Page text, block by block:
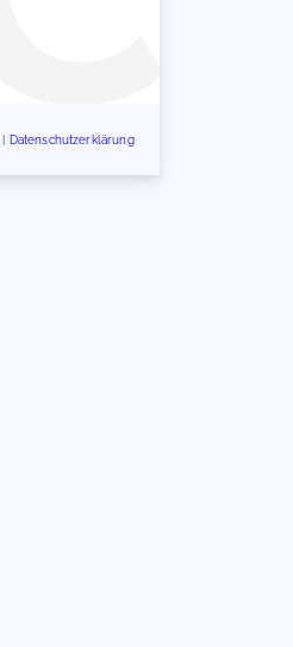
Datenschutzerklärung